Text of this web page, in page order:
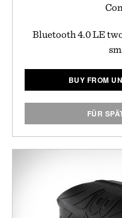
Bluetooth 4.0 LE
BUY FROM
FÜR